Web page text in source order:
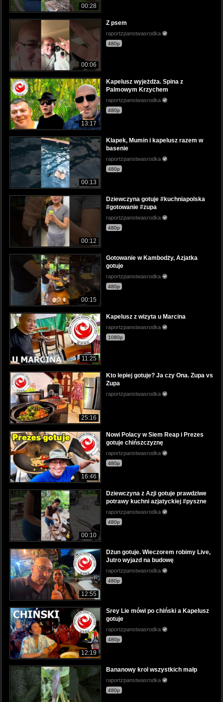
00:28
00:06
Z psem
raportzpanstwasrodka
480p
13:17
Kapelusz wyjeżdża. Spina z
Palmowym Krzychem
raportzpanstwasrodka
480p
00:13
Klapek, Mumin i kapelusz razem w
basenie
raportzpanstwasrodka
480p
00:12
Dziewczyna gotuje #kuchniapolska
#gotowanie #zupa
raportzpanstwasrodka
480p
00:15
Gotowanie w Kambodży, Azjatka
gotuje
raportzpanstwasrodka
480p
11:25
Kapelusz z wizyta u Marcina
raportzpanstwasrodka
1080p
25:16
Kto lepiej gotuje? Ja czy Ona. Zupa vs
Zupa
raportzpanstwasrodka
16:46
Nowi Polacy w Siem Reap i Prezes
gotuje chińszczyznę
raportzpanstwasrodka
480p
00:10
Dziewczyna z Azji gotuje prawdziwe
potrawy kuchni azjatyckiej #pyszne
raportzpanstwasrodka
480p
12:55
Dżun gotuje. Wieczorem robimy Live,
Jutro wyjazd na budowę
raportzpanstwasrodka
480p
12:19
Srey Lie mówi po chiński a Kapelusz
gotuje
raportzpanstwasrodka
480p
Bananowy krol wszystkich małp
raportzpanstwasrodka
480p